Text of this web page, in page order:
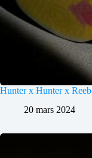
Hunter x Hunter x
20 mars 2024